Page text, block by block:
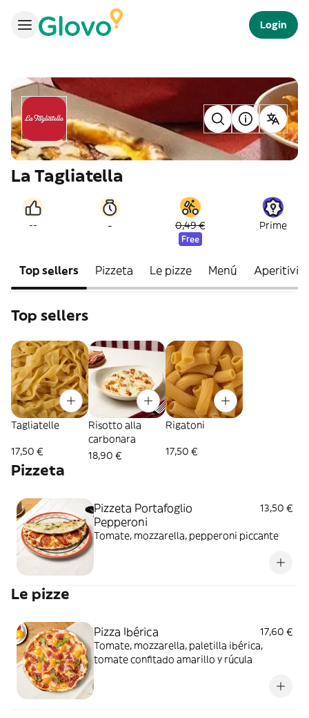
Login
La Tagliatella
-- - 0,49 €
Free
Prime
Top sellers Pizzeta Le pizze Menú Aperitivi
Top sellers
Tagliatelle
17,50 €
Risotto alla
carbonara
18,90 €
Rigatoni
17,50 €
Pizzeta
Pizzeta Portafoglio
Pepperoni
13,50 €
Tomate, mozzarella, pepperoni piccante
Le pizze
Pizza Ibérica
17,60 €
Tomate, mozzarella, paletilla ibérica,
tomate confitado amarillo y rúcula